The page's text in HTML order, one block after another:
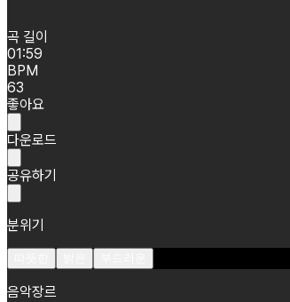
곡 길이
01:59
BPM
63
좋아요
다운로드
공유하기
분위기
음악장르